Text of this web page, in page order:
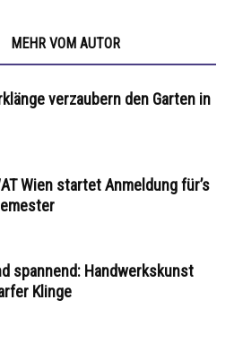
MEHR VOM AUTOR
verzaubern den Garten in
Wien startet Anmeldung für’s
spannend: Handwerkskunst
Klinge